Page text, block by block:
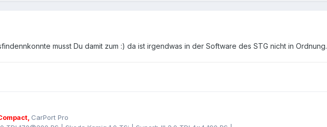
musst Du damit zum :) da ist irgendwas in der Software des STG nicht in Ordnung.
CarPort Pro